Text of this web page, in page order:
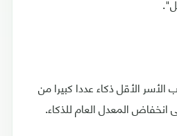
الأسر الأقل ذكاء عددا كبيرا من
المعدل العام للذكاء.